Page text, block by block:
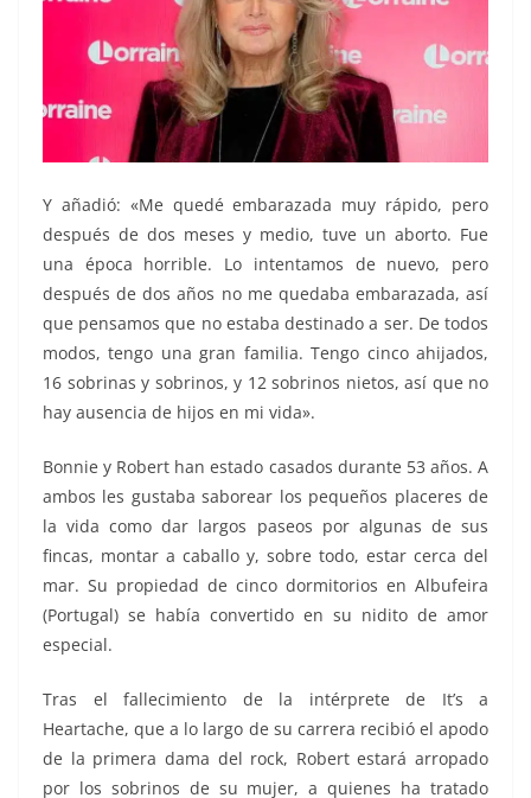
Y añadió: «Me quedé embarazada muy rápido, pero
después de dos meses y medio, tuve un aborto. Fue
una época horrible. Lo intentamos de nuevo, pero
después de dos años no me quedaba embarazada, así
que pensamos que no estaba destinado a ser. De todos
modos, tengo una gran familia. Tengo cinco ahijados,
16 sobrinas y sobrinos, y 12 sobrinos nietos, así que no
hay ausencia de hijos en mi vida».
Bonnie y Robert han estado casados durante 53 años. A
ambos les gustaba saborear los pequeños placeres de
la vida como dar largos paseos por algunas de sus
fincas, montar a caballo y, sobre todo, estar cerca del
mar. Su propiedad de cinco dormitorios en Albufeira
(Portugal) se había convertido en su nidito de amor
especial.
Tras el fallecimiento de la intérprete de It’s a
Heartache, que a lo largo de su carrera recibió el apodo
de la primera dama del rock, Robert estará arropado
por los sobrinos de su mujer, a quienes ha tratado